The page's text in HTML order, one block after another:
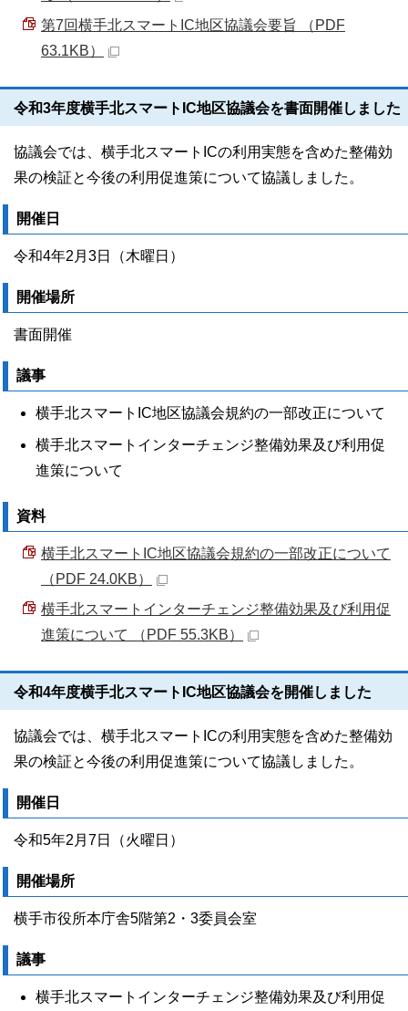
第7回横手北スマートIC地区協議会要旨 （PDF
63.1KB）
令和3年度横手北スマートIC地区協議会を書面開催しました
協議会では、横手北スマートICの利用実態を含めた整備効
果の検証と今後の利用促進策について協議しました。
開催日
令和4年2月3日（木曜日）
開催場所
書面開催
議事
横手北スマートIC地区協議会規約の一部改正について
横手北スマートインターチェンジ整備効果及び利用促
進策について
資料
横手北スマートIC地区協議会規約の一部改正について
（PDF 24.0KB）
横手北スマートインターチェンジ整備効果及び利用促
進策について （PDF 55.3KB）
令和4年度横手北スマートIC地区協議会を開催しました
協議会では、横手北スマートICの利用実態を含めた整備効
果の検証と今後の利用促進策について協議しました。
開催日
令和5年2月7日（火曜日）
開催場所
横手市役所本庁舎5階第2・3委員会室
議事
横手北スマートインターチェンジ整備効果及び利用促